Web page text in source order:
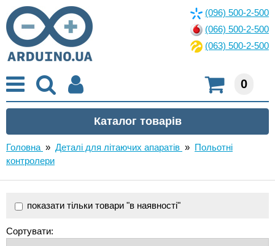
(096) 500-2-500
(066) 500-2-500
(063) 500-2-500
0
Головна » Деталі для літаючих апаратів » Польотні
контролери
показати тільки товари "в наявності"
Сортувати: